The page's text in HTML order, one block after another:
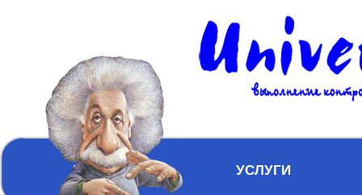
Главная
ICQ:617163610
ГЛАВНАЯ УСЛУГИ